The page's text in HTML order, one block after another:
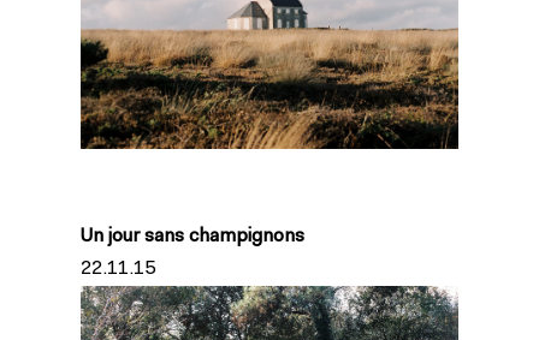
Un jour sans champignons
22.11.15